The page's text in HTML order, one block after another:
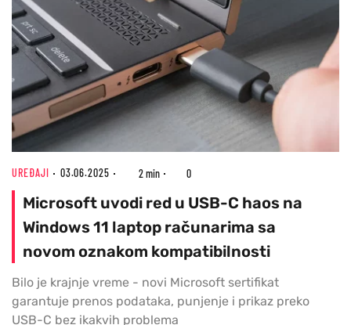
UREĐAJI 03.06.2025 2 min 0
Microsoft uvodi red u USB-C haos na
Windows 11 laptop računarima sa
novom oznakom kompatibilnosti
Bilo je krajnje vreme - novi Microsoft sertifikat
garantuje prenos podataka, punjenje i prikaz preko
USB-C bez ikakvih problema